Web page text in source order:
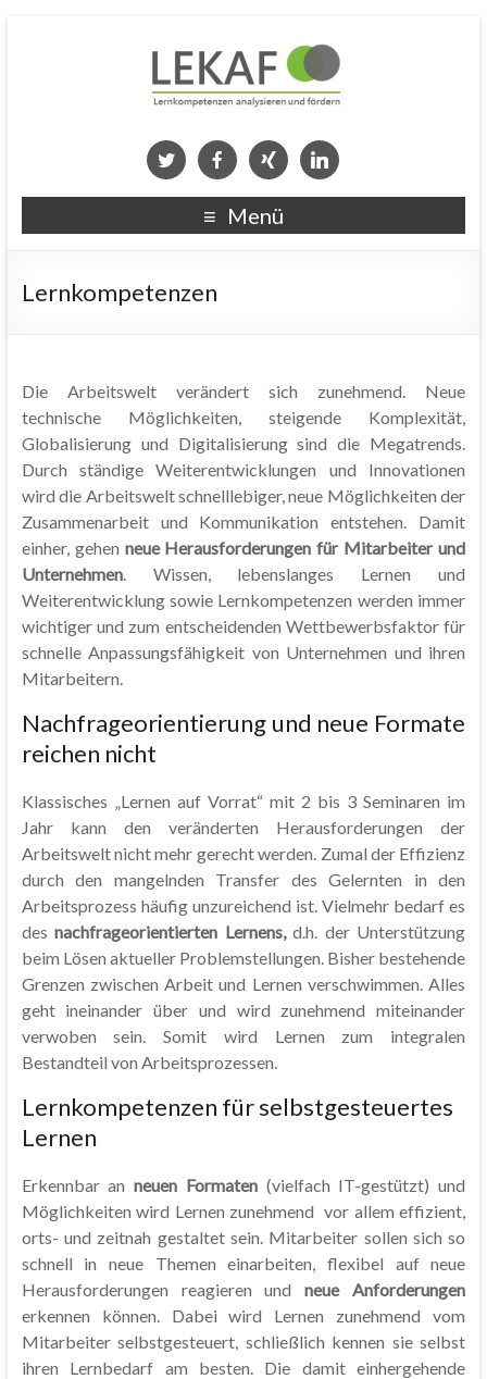
Menü
Lernkompetenzen
Die Arbeitswelt verändert sich zunehmend. Neue
technische Möglichkeiten, steigende Komplexität,
Globalisierung und Digitalisierung sind die Megatrends.
Durch ständige Weiterentwicklungen und Innovationen
wird die Arbeitswelt schnelllebiger, neue Möglichkeiten der
Zusammenarbeit und Kommunikation entstehen. Damit
einher, gehen neue Herausforderungen für Mitarbeiter und
Unternehmen. Wissen, lebenslanges Lernen und
Weiterentwicklung sowie Lernkompetenzen werden immer
wichtiger und zum entscheidenden Wettbewerbsfaktor für
schnelle Anpassungsfähigkeit von Unternehmen und ihren
Mitarbeitern.
Nachfrageorientierung und neue Formate
reichen nicht
Klassisches „Lernen auf Vorrat“ mit 2 bis 3 Seminaren im
Jahr kann den veränderten Herausforderungen der
Arbeitswelt nicht mehr gerecht werden. Zumal der Effizienz
durch den mangelnden Transfer des Gelernten in den
Arbeitsprozess häufig unzureichend ist. Vielmehr bedarf es
desnachfrageorientierten Lernens,d.h. der Unterstützung
beim Lösen aktueller Problemstellungen. Bisher bestehende
Grenzen zwischen Arbeit und Lernen verschwimmen. Alles
geht ineinander über und wird zunehmend miteinander
verwoben sein. Somit wird Lernen zum integralen
Bestandteil von Arbeitsprozessen.
Lernkompetenzen für selbstgesteuertes
Lernen
Erkennbar anneuen Formaten (vielfach IT-gestützt) und
Möglichkeiten wird Lernen zunehmend vor allem effizient,
orts- und zeitnah gestaltet sein. Mitarbeiter sollen sich so
schnell in neue Themen einarbeiten, flexibel auf neue
Herausforderungen reagieren undneue Anforderungen
erkennen können. Dabei wird Lernen zunehmend vom
Mitarbeiter selbstgesteuert, schließlich kennen sie selbst
ihren Lernbedarf am besten. Die damit einhergehende